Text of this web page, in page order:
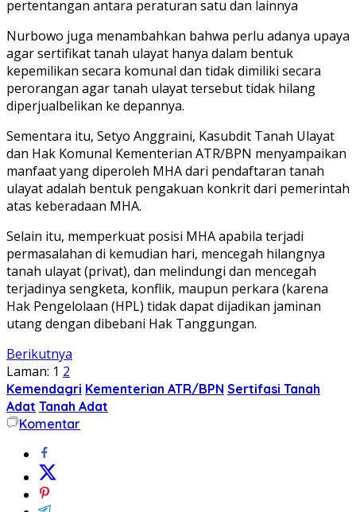
pertentangan antara peraturan satu dan lainnya
Nurbowo juga menambahkan bahwa perlu adanya upaya
agar sertifikat tanah ulayat hanya dalam bentuk
kepemilikan secara komunal dan tidak dimiliki secara
perorangan agar tanah ulayat tersebut tidak hilang
diperjualbelikan ke depannya.
Sementara itu, Setyo Anggraini, Kasubdit Tanah Ulayat
dan Hak Komunal Kementerian ATR/BPN menyampaikan
manfaat yang diperoleh MHA dari pendaftaran tanah
ulayat adalah bentuk pengakuan konkrit dari pemerintah
atas keberadaan MHA.
Selain itu, memperkuat posisi MHA apabila terjadi
permasalahan di kemudian hari, mencegah hilangnya
tanah ulayat (privat), dan melindungi dan mencegah
terjadinya sengketa, konflik, maupun perkara (karena
Hak Pengelolaan (HPL) tidak dapat dijadikan jaminan
utang dengan dibebani Hak Tanggungan.
Berikutnya
Laman: 1 2
Kemendagri Kementerian ATR/BPN Sertifasi Tanah
Adat Tanah Adat
Komentar